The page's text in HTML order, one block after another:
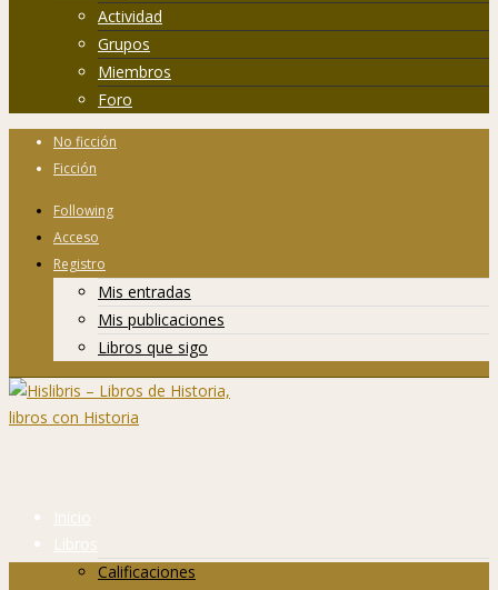
Actividad
Grupos
Miembros
Foro
No ficción
Ficción
Following
Acceso
Registro
Mis entradas
Mis publicaciones
Libros que sigo
Inicio
Libros
Calificaciones